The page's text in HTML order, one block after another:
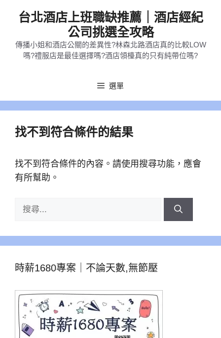
台北酒店上班職缺推薦｜酒店經紀
公司挑選全攻略
傳播小姐和酒店公關的差異性?林森北路酒店真的比較LOW
嗎?禮服店是最佳選擇嗎?酒店領檯真的只有純帶位嗎?
選單
找不到符合條件的結果
找不到符合條件的內容。請使用搜尋功能，應會
有所幫助。
時薪1680專案｜不論天數,無節壓